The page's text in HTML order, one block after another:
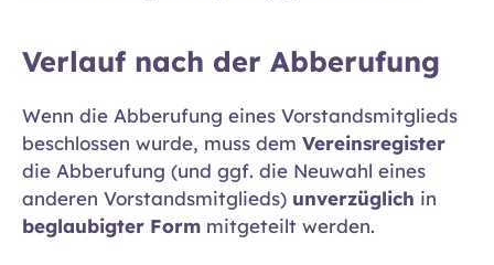
Verlauf nach der Abberufung
Wenn die Abberufung eines Vorstandsmitglieds
beschlossen wurde, muss dem Vereinsregister
die Abberufung (und ggf. die Neuwahl eines
anderen Vorstandsmitglieds) unverzüglich in
beglaubigter Form mitgeteilt werden.